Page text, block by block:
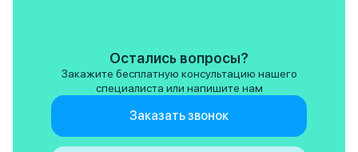
Остались вопросы?
Закажите бесплатную консультацию нашего
специалиста или напишите нам
Заказать звонок